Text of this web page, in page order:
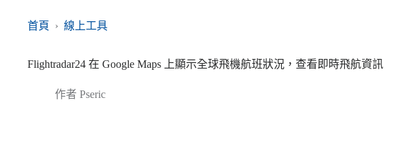
首頁 › 線上工具
Flightradar24 在 Google Maps 上顯示全球飛機航班狀況，查看即時飛航資訊
作者 Pseric